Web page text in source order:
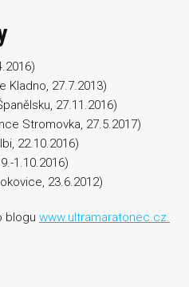
Kladno, 27.7.2013)
27.11.2016)
Stromovka, 27.5.2017)
22.10.2016)
1.10.2016)
23.6.2012)
blogu www.ultramaratonec.cz.